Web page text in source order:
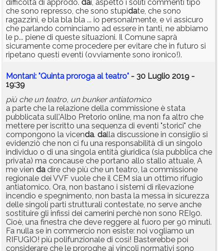
difficoltà di approdo. dai, aspetto i soliti commenti tipo
che sono represso, che sono stupidate, che sono
ragazzini, e bla bla bla ... io personalmente, e vi assicuro
che parlando cominciamo ad essere in tanti, ne abbiamo
le p... piene di queste situazioni. Il Comune saprà
sicuramente come procedere per evitare che in futuro si
ripetano questi eventi (ovviamente sono ironico!).
Montani: "Quinta proroga al teatro" - 30 Luglio 2019 -
19:39
più che un teatro, un bunker antiatomico
a parte che la relazione della commissione è stata
pubblicata sull'Albo Pretorio online, ma non fa altro che
mettere per iscritto una sequenza di eventi "storici" che
compongono la vicenda. dalla discussione in consiglio si
evidenziò che non ci fu una responsabilità di un singolo
individuo o di una singola entità giuridica (sia pubblica che
privata) ma concause che portano allo stallo attuale, A
me vien da dire che più che un teatro, la commissione
regionale dei VVF vuole che il CEM sia un ottimo rifugio
antiatomico. Ora, non bastano i sistemi di rilevazione
incendio e spegnimento, non basta la messa in sicurezza
delle singoli parti strutturali contestate, no serve anche
sostituire gli infissi dei camerini perchè non sono REI90.
Cioè, una finestra che deve reggere al fuoro per 90 minuti.
Fa nulla se in commercio non esiste: noi vogliamo un
RIFUGIO! più polifunzionale di così! Basterebbe poi
considerare che le proroghe ai vincoli normativi sono